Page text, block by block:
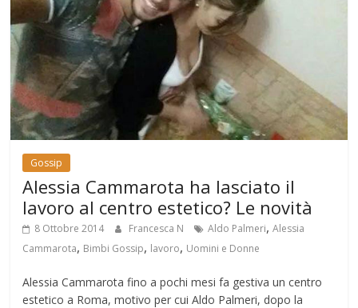
Gossip
Alessia Cammarota ha lasciato il
lavoro al centro estetico? Le novità
8 Ottobre 2014 Francesca N Aldo Palmeri,Alessia
Cammarota, Bimbi Gossip, lavoro, Uomini e Donne
Alessia Cammarota fino a pochi mesi fa gestiva un centro
estetico a Roma, motivo per cui Aldo Palmeri, dopo la